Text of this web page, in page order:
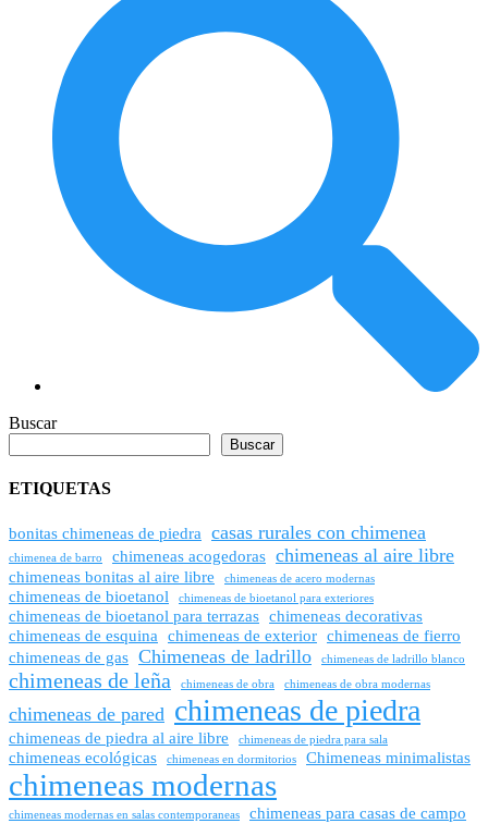
Buscar
Buscar
ETIQUETAS
bonitas chimeneas de piedra casas rurales con chimenea
chimenea de barro chimeneas acogedoras chimeneas al aire libre
chimeneas bonitas al aire libre chimeneas de acero modernas
chimeneas de bioetanol chimeneas de bioetanol para exteriores
chimeneas de bioetanol para terrazas chimeneas decorativas
chimeneas de esquina chimeneas de exterior chimeneas de fierro
chimeneas de gas Chimeneas de ladrillo chimeneas de ladrillo blanco
chimeneas de leña chimeneas de obra chimeneas de obra modernas
chimeneas de pared chimeneas de piedra
chimeneas de piedra al aire libre chimeneas de piedra para sala
chimeneas ecológicas chimeneas en dormitorios Chimeneas minimalistas
chimeneas modernas
chimeneas modernas en salas contemporaneas chimeneas para casas de campo